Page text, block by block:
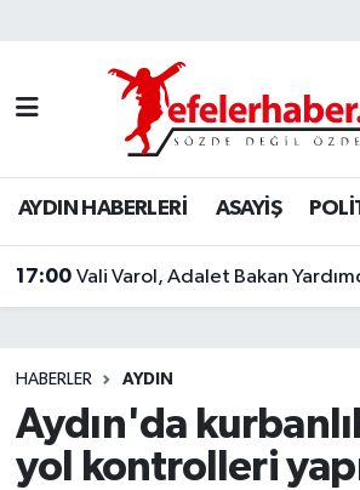
AYDIN HABERLERİ ASAYİŞ
17:00 Vali Varol, Adalet Bakan Yardımcısı
HABERLER AYDIN
Aydın'da
yol kontrolleri
Nöbetçi Eczaneler
Hava Durumu
Aydin Namaz Vakitleri
Trafik Durumu
Son Dakika Haberleri